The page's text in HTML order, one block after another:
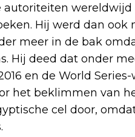
autoriteiten
Hij werd dan ook
meer in de bak
Hij deed dat onder
en de World
het beklimmen van
cel door,